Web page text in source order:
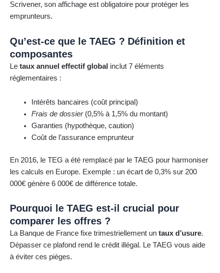
Scrivener, son affichage est obligatoire pour protéger les
emprunteurs.
Qu’est-ce que le TAEG ? Définition et
composantes
Le taux annuel effectif global inclut 7 éléments
réglementaires :
Intérêts bancaires (coût principal)
Frais de dossier(0,5% à 1,5% du montant)
Garanties (hypothèque, caution)
Coût de l’assurance emprunteur
En 2016, le TEG a été remplacé par le TAEG pour harmoniser
les calculs en Europe. Exemple : un écart de 0,3% sur 200
000€ génère 6 000€ de différence totale.
Pourquoi le TAEG est-il crucial pour
comparer les offres ?
La Banque de France fixe trimestriellement un taux d’usure.
Dépasser ce plafond rend le crédit illégal. Le TAEG vous aide
à éviter ces pièges.